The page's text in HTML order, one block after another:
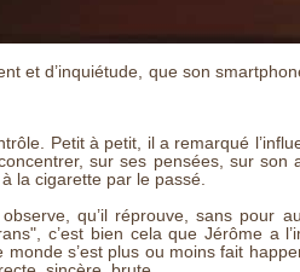
et d’inquiétude, que son
Petit à petit, il a remarqué
sur ses pensées, sur son
la cigarette par le passé.
qu’il réprouve, sans pour
c’est bien cela que Jérôme
monde s’est plus ou moins fait